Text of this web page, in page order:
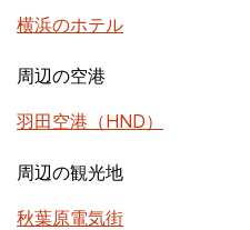
横浜のホテル
周辺の空港
羽田空港（HND）
周辺の観光地
秋葉原電気街